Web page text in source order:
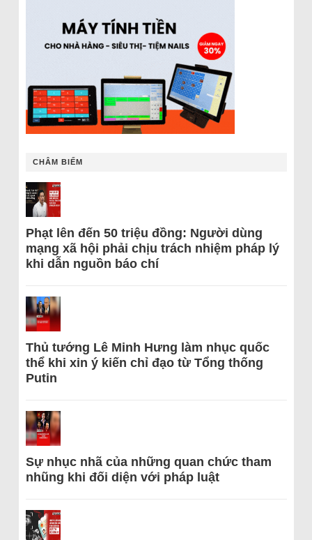
CHÂM BIẾM
Phạt lên đến 50 triệu đồng: Người dùng
mạng xã hội phải chịu trách nhiệm pháp lý
khi dẫn nguồn báo chí
Thủ tướng Lê Minh Hưng làm nhục quốc
thể khi xin ý kiến chỉ đạo từ Tổng thống
Putin
Sự nhục nhã của những quan chức tham
nhũng khi đối diện với pháp luật